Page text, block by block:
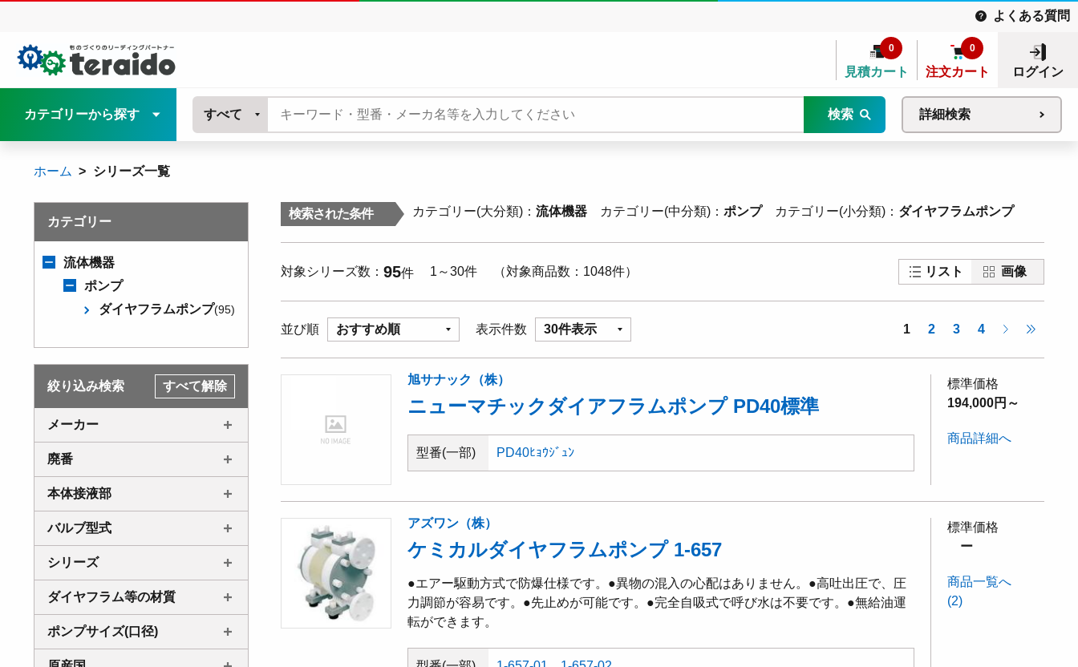
よくある質問
見積カート
0
注文カート
0
ログイン
カテゴリーから探す すべて 検索 詳細検索
ホーム シリーズ一覧
カテゴリー
流体機器
ポンプ
ダイヤフラムポンプ(95)
絞り込み検索 すべて解除
メーカー
廃番
本体接液部
バルブ型式
シリーズ
ダイヤフラム等の材質
ポンプサイズ(口径)
検索された条件 カテゴリー(大分類) 流体機器 カテゴリー(中分類) ポンプ カテゴリー(小分類) ダイヤフラムポンプ
対象シリーズ数 95件 1～30件 対象商品数 1048件 リスト 画像
並び順 おすすめ順 表示件数 30件表示 1 2 3 4
旭サナック（株）
ニューマチックダイアフラムポンプ PD40標準
型番(一部) PD40ﾋｮｳｼﾞｭﾝ
標準価格
194,000円～
商品詳細へ
アズワン（株）
ケミカルダイヤフラムポンプ 1-657
●エアー駆動方式で防爆仕様です。●異物の混入の心配はありません。●高吐出圧で、圧
力調節が容易です。●先止めが可能です。●完全自吸式で呼び水は不要です。●無給油運
転ができます。
標準価格
ー
商品一覧へ
(2)